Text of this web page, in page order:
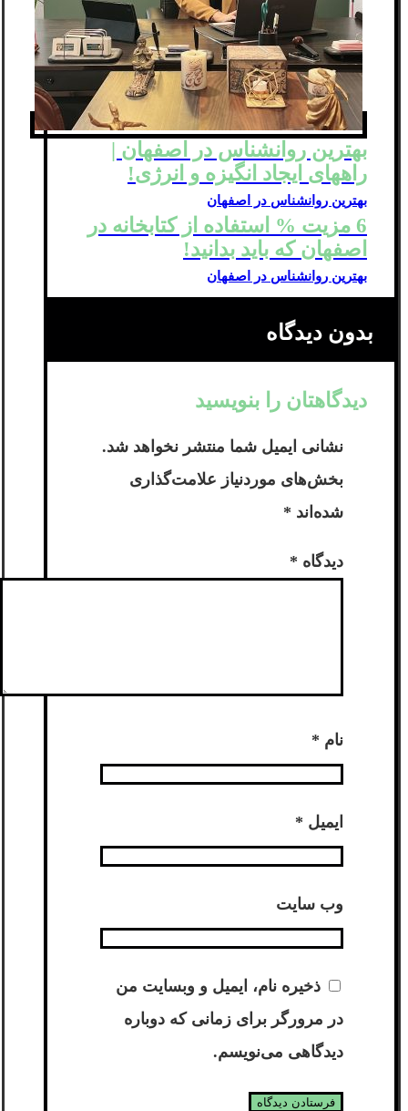
بهترین روانشناس در اصفهان |
راههای ایجاد انگیزه و انرژی!
بهترین روانشناس در اصفهان
6 مزیت % استفاده از کتابخانه در
اصفهان که باید بدانید!
بهترین روانشناس در اصفهان
بدون دیدگاه
دیدگاهتان را بنویسید
نشانی ایمیل شما منتشر نخواهد شد.
بخش‌های موردنیاز علامت‌گذاری
شده‌اند *
دیدگاه *
نام *
ایمیل *
وب‌ سایت
ذخیره نام، ایمیل و وبسایت من
در مرورگر برای زمانی که دوباره
دیدگاهی می‌نویسم.